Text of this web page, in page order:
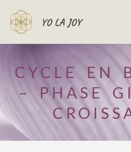
CYCLE EN
– PHASE